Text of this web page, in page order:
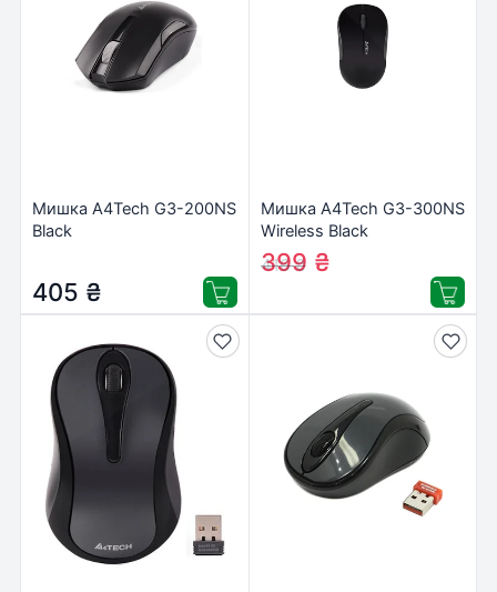
Мишка A4Tech G3-200NS
Black
405 ₴
Мишка A4Tech G3-300NS
Wireless Black
(4711421951074)
416₴
399 ₴